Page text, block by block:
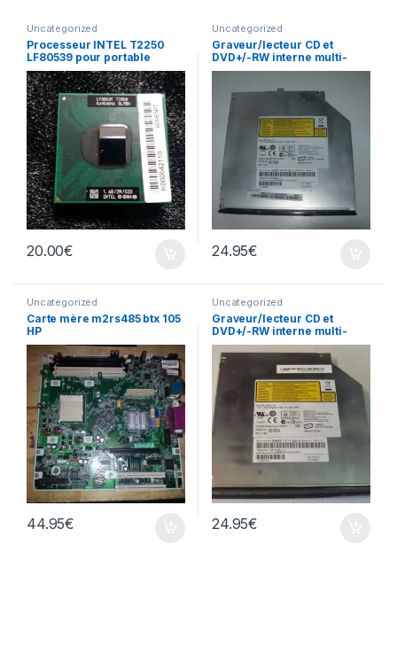
Uncategorized
Processeur INTEL T2250
LF80539 pour portable
20.00€
Uncategorized
Graveur/lecteur CD et
DVD+/-RW interne multi-
recorder portable AD-
24.95€
Uncategorized
Carte mère m2rs485 btx 105
HP
44.95€
Uncategorized
Graveur/lecteur CD et
DVD+/-RW interne multi-
recorder portable AD-7530A
24.95€